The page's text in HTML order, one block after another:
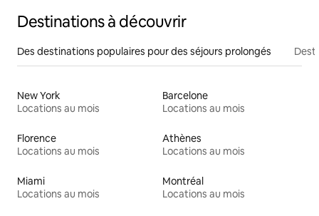
Destinations à découvrir
Des destinations populaires pour des séjours prolongés
New York
Locations au mois
Barcelone
Locations au mois
Florence
Locations au mois
Athènes
Locations au mois
Miami
Locations au mois
Montréal
Locations au mois